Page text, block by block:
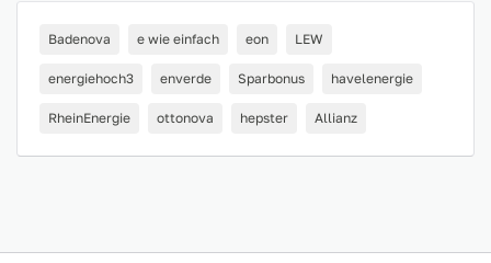
Badenova e wie einfach eon LEW
energiehoch3 enverde Sparbonus havelenergie
RheinEnergie ottonova hepster Allianz